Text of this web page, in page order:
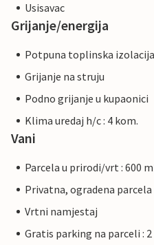
Usisavac
Grijanje/energija
Potpuna toplinska izolacija
Grijanje na struju
Podno grijanje u kupaonici
Klima uredaj h/c : 4 kom.
Vani
Parcela u prirodi/vrt : 600
Privatna, ogradena parcela
Vrtni namjestaj
Gratis parking na parceli :